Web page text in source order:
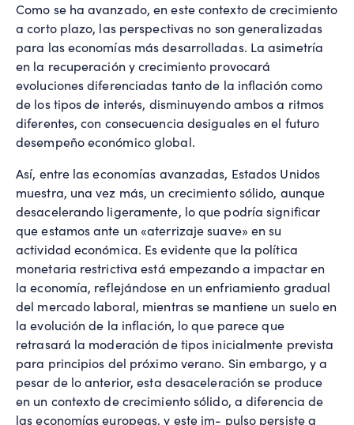
Como se ha avanzado, en este contexto de crecimiento
a corto plazo, las perspectivas no son generalizadas
para las economías más desarrolladas. La asimetría
en la recuperación y crecimiento provocará
evoluciones diferenciadas tanto de la inflación como
de los tipos de interés, disminuyendo ambos a ritmos
diferentes, con consecuencia desiguales en el futuro
desempeño económico global.
Así, entre las economías avanzadas, Estados Unidos
muestra, una vez más, un crecimiento sólido, aunque
desacelerando ligeramente, lo que podría significar
que estamos ante un «aterrizaje suave» en su
actividad económica. Es evidente que la política
monetaria restrictiva está empezando a impactar en
la economía, reflejándose en un enfriamiento gradual
del mercado laboral, mientras se mantiene un suelo en
la evolución de la inflación, lo que parece que
retrasará la moderación de tipos inicialmente prevista
para principios del próximo verano. Sin embargo, y a
pesar de lo anterior, esta desaceleración se produce
en un contexto de crecimiento sólido, a diferencia de
las economías europeas, y este im- pulso persiste a